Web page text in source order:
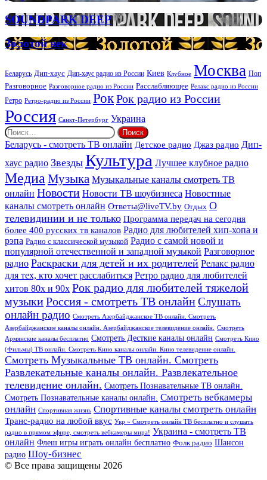
организации
ритуальных
SOUNDPARK
DEEP
SOUNDPARK DEEP
Золотой
век
Золотой век
Беларусь Дип-хаус Дип-хаус радио из России Киев Клубное Москва Поп
Разговорное Разговорное радио из России Расслабляющее Релакс радио из России
Ретро Ретро-радио из России РокРок радио из России
Россия Санкт-Петербург Украина
Найти:
Беларусь - смотреть ТВ онлайн Детское радио Джаз радио Дип-
хаус радио Звезды Культура Лучшее клубное радио
Медиа Музыка Музыкальные каналы смотреть ТВ
онлайн Новости Новости ТВ шоубизнеса Новостные
каналы смотреть онлайн Ответы@liveTV.by Отдых О
телевидинии и не только Программа передач на сегодня
более 400 русских тв каналов Радио для любителей хип-хопа и
рэпа Радио с классической музыкой Радио с самой новой и
популярной отечественной и западной музыкой Разговорное
радио Раскраски для детей и их родителей Релакс радио
для тех, кто хочет расслабиться Ретро радио для любителей
хитов 80х и 90х Рок радио для любителей тяжелой
музыкиРоссия - смотреть ТВ онлайнСлушать
онлайн радио Смотреть Азербайджанское ТВ онлайн. Смотреть
Азербайджанские каналы онлайн. Азербайджанское телевидение онлайн.
Смотреть
Армянские каналы бесплатно Смотреть Десткие каналы онлайн Смотреть Кино
(Фильмы) ТВ онлайн. Смотреть Кино каналы онлайн. Кино телевидение онлайн.
Смотреть Музыкальные ТВ онлайн. Смотреть
Развлекательные каналы онлайн. Развлекательное
телевидение онлайн. Смотреть Познавательные ТВ онлайн.
Смотреть Познавательные каналы онлайн. Смотреть вебкамеры
онлайн Спортивная жизнь Спортивные каналы смотреть онлайн
Транс-радио на любой вкус Укр » Смотреть онлайн ТВ бесплатно и слушать
радио в прямом эфире, смотреть вебкамеры мира! Украина - смотреть ТВ
онлайн Флеш игры играть онлайн бесплатно Фолк радио Шансон
радио Шоу-бизнес
© Все права защищены 2026